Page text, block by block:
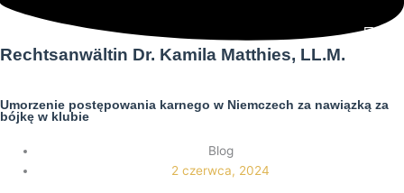
Przejdź
treści
Rechtsanwältin Dr. Kamila Matthies, LL.M.
Umorzenie postępowania karnego w Niemczech za nawiązką za
bójkę w klubie
Blog
2 czerwca, 2024